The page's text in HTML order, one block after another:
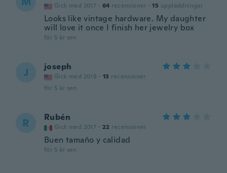
Gick med 2017 · 64 recensioner · 15 uppladdningar
Looks like vintage hardware. My daughter
will love it once I finish her jewelry box
för 5 år sen
J joseph
Gick med 2018 · 13 recensioner
för 5 år sen
R Rubén
Gick med 2017 · 22 recensioner
Buen tamaño y calidad
för 5 år sen